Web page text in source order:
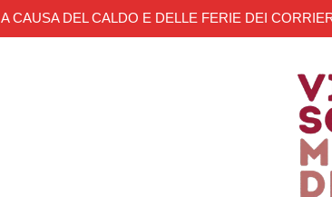
A CAUSA DEL CALDO E DELLE FERIE DEI